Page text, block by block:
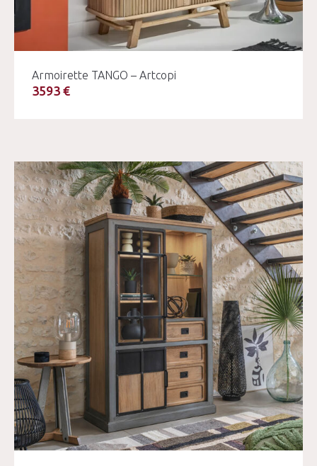
Armoirette TANGO – Artcopi
3593 €